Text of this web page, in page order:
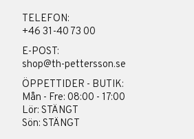
TELEFON:
+46 31-40 73 00
E-POST:
shop@th-pettersson.se
ÖPPETTIDER - BUTIK:
Mån - Fre: 08:00 - 17:00
Lör: STÄNGT
Sön: STÄNGT